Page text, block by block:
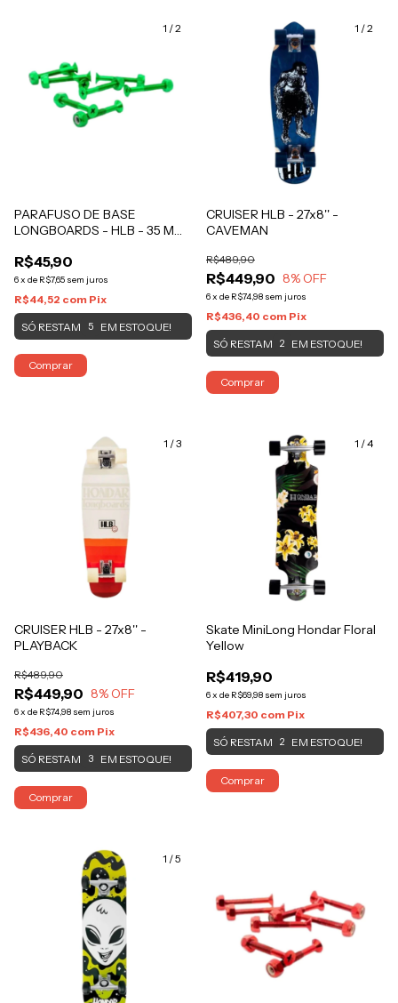
1 /2
PARAFUSO DE BASE
LONGBOARDS - HLB - 35 MM
R$45,90
6x de R$7,65 sem juros
R$44,52 com Pix
SÓ RESTAM 5 EM ESTOQUE!
Comprar
1 /2
CRUISER HLB - 27x8'' -
CAVEMAN
R$449,90
R$489,90
8% OFF
6x de R$74,98 sem juros
R$436,40 com Pix
SÓ RESTAM 2 EM ESTOQUE!
Comprar
1 /3
CRUISER HLB - 27x8'' -
PLAYBACK
R$449,90
R$489,90
8% OFF
6x de R$74,98 sem juros
R$436,40 com Pix
SÓ RESTAM 3 EM ESTOQUE!
Comprar
1 /4
Skate MiniLong Hondar Floral
Yellow
R$419,90
6x de R$69,98 sem juros
R$407,30 com Pix
SÓ RESTAM 2 EM ESTOQUE!
Comprar
1 /5